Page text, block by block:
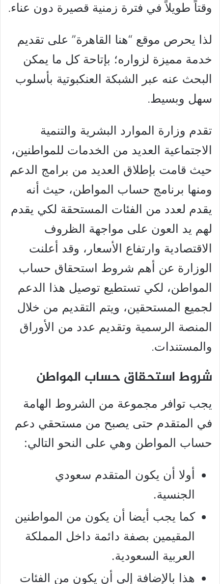
وقتاً طويلاً في فترة زمنية قصيرة دون عناء.
لذا يحرص موقع “هنا القاهرة” على تقديم
خدمة مميزة لزواره؛ بإتاحة كل ما يمكن
البحث عنه عبر الشبكة العنكبوتية بأسلوب
سهل وبسيط.
تقدم وزارة الموارد البشرية والتنمية
الاجتماعية العديد من الخدمات للمواطنين،
حيث قامت بإطلاق العديد من برامج الدعم
ومنها برنامج حساب المواطن، حيث أنه
يقدم لعدد من الفئات المستحقة لكي يقدم
لهم يد العون على مواجهة الظروف
الاقتصادية وارتفاع الأسعار، وقد أعلنت
الوزارة عن أهم شروط استحقاق حساب
المواطن، لكي تستطيع توصيل هذا الدعم
لجميع المستحقين، ويتم التقديم من خلال
المنصة الرسمية وتقديم عدد من الأوراق
والمستندات.
شروط استحقاق حساب المواطن
يجب توافر مجموعة من الشروط الهامة
في المتقدم حتى يصبح من مستحقي دعم
حساب المواطن وهي على النحو التالي:
أولا أن يكون المتقدم سعودي
الجنسية.
كما يجب أيضا أن يكون من المواطنين
المقيمين بصفة دائمة داخل المملكة
العربية السعودية.
هذا بالإضافة إلى أن يكون من الفئات